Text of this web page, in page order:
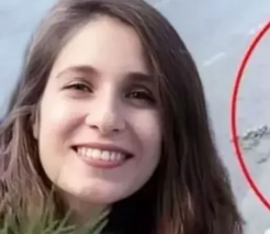
SPOR
TEKNOLOJİ
YAŞAM
YEREL YÖNETİMLER